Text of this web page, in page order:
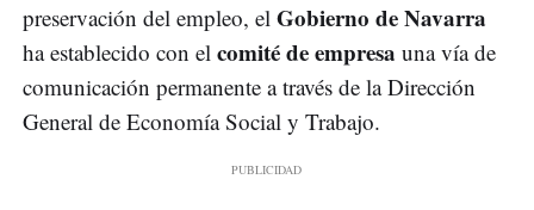
preservación del empleo, el Gobierno de Navarra
ha establecido con el comité de empresa una vía de
comunicación permanente a través de la Dirección
General de Economía Social y Trabajo.